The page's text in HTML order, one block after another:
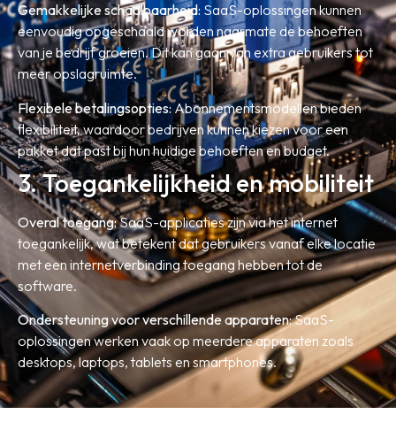
Gemakkelijke schaalbaarheid: SaaS-oplossingen kunnen
eenvoudig opgeschaald worden naarmate de behoeften
van je bedrijf groeien. Dit kan gaan van extra gebruikers tot
meer opslagruimte.
Flexibele betalingsopties:Abonnementsmodellen bieden
flexibiliteit, waardoor bedrijven kunnen kiezen voor een
pakket dat past bij hun huidige behoeften en budget.
3. Toegankelijkheid en mobiliteit
Overal toegang:SaaS-applicaties zijn via het internet
toegankelijk, wat betekent dat gebruikers vanaf elke locatie
met een internetverbinding toegang hebben tot de
software.
Ondersteuning voor verschillende apparaten:SaaS-
oplossingen werken vaak op meerdere apparaten zoals
desktops, laptops, tablets en smartphones.